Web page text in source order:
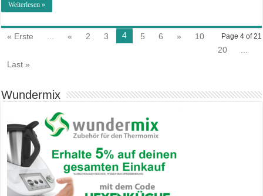
Weiterlesen »
Page 4 of 21
« Erste « 2 3 4 5 6 »
10
20
Last »
Wundermix